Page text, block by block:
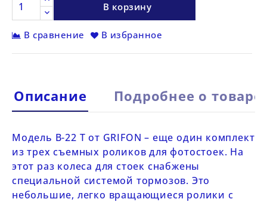
В корзину
В сравнение В избранное
Описание Подробнее о товаре
Модель B-22 Т от GRIFON – еще один комплект
из трех съемных роликов для фотостоек. На
этот раз колеса для стоек снабжены
специальной системой тормозов. Это
небольшие, легко вращающиеся ролики с